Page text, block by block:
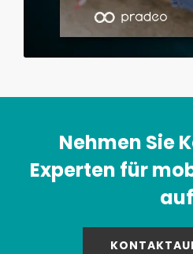
Nehmen Sie
Experten für
auf